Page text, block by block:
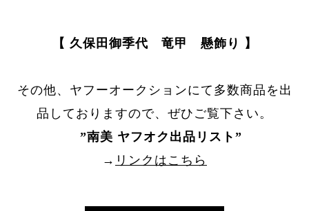
【 久保田御季代 竜甲 懸飾り 】
その他、ヤフーオークションにて多数商品を出
品しておりますので、ぜひご覧下さい。
”南美 ヤフオク出品リスト ”
→ リンクはこちら